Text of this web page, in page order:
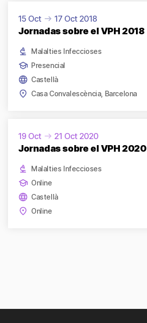
15 Oct 17 Oct 2018
Jornadas sobre el VPH 2018
Malalties Infeccioses
Presencial
Castellà
Casa Convalescència, Barcelona
19 Oct 21 Oct 2020
Jornadas sobre el VPH 2020
Malalties Infeccioses
Online
Castellà
Online